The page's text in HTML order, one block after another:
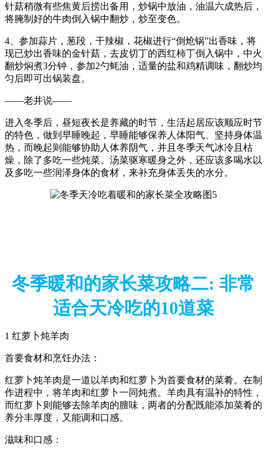
针菇稍微有些焦黄后捞出备用，炒锅中放油，油温六成热后，
将腌制好的牛肉倒入锅中翻炒，炒至变色。
4、参加蒜片，葱段，干辣椒，花椒进行“倒炝锅”出香味，将
现已炒出香味的金针菇，去皮切丁的西红柿丁倒入锅中，中火
翻炒焖煮3分钟，参加2勺蚝油，适量的盐和鸡精调味，翻炒均
匀后即可出锅装盘。
——老井说——
进入冬季后，昼短夜长是养藏的时节，生活起居应该顺应时节
的特色，做到早睡晚起，早睡能够保养人体阳气、坚持身体温
热，而晚起则能够协助人体养阴气，并且冬季天气冰冷且枯
燥，除了多吃一些炖菜、汤菜驱寒暖身之外，还应该多喝水以
及多吃一些润泽身体的食材，来补充身体丢失的水分。
冬季暖和的家长菜攻略二: 非常
适合天冷吃的10道菜
1 红萝卜炖羊肉
首要食材和烹饪办法：
红萝卜炖羊肉是一道以羊肉和红萝卜为首要食材的菜肴。在制
作进程中，将羊肉和红萝卜一同炖煮。羊肉具有温补的特性，
而红萝卜则能够去除羊肉的膻味，两者的分配既能添加菜肴的
养分丰厚度，又能调和口感。
滋味和口感：